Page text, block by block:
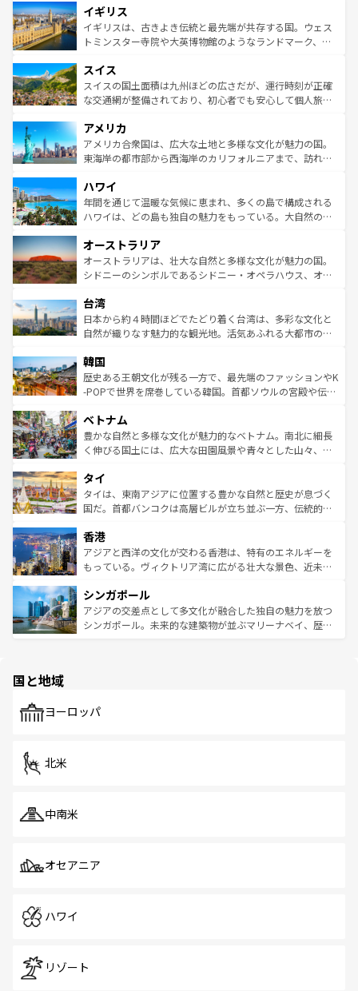
いる。シャンパンの発祥地であるランス、プロヴァンスの
香り高いラベンダー畑など、多彩な楽しみ方が可能だ。さ
らに、パリ以外の地域にも魅力が溢れており、どの街角に
れる地方に足を運ぶとそれぞれで全く異なる文化を体験で
きるだろう。 なお、新着のフランス情報はコンテンツ一覧
を参照してほしい。
顔を持つこの国は、どこを歩いても飽きることがない。ベ
ルリンの文化的活気、バイエルン州のアルプスの絶景、そ
してライン川沿いのワイン畑といった風景は必見。ビール
は、お酒好きな人にはぜひ体験してほしい。 なお、新着の
ドイツ情報はコンテンツ一覧を参照してほしい。
イギリス
イギリスは、古きよき伝統と最先端が共存する国。ウェス
トミンスター寺院や大英博物館のようなランドマーク、歴
リアごとに異なる魅力がある。また、優雅なアフタヌーン
ティー、ビール好きにはたまらない英国パブ、サッカー観
戦など、本場だからこそできる体験も豊富。イギリスを旅
ンツ一覧を参照してほしい。
スイス
スイスの国土面積は九州ほどの広さだが、運行時刻が正確
な交通網が整備されており、初心者でも安心して個人旅行
の建物がそのまま残る町や、スイスならではのユニークな
博物館もあり、アルプス観光だけでなく町歩きも満喫する
ことができる。国民の所得が高いため物価も高いが、旅行
ば市内交通費無料で観光を楽しむこともできる。 なお、新
着のスイス情報はコンテンツ一覧 を参照してほしい。
アメリカ
アメリカ合衆国は、広大な土地と多様な文化が魅力の国。
東海岸の都市部から西海岸のカリフォルニアまで、訪れる
のような巨大都市は、観光、ショッピング、エンターテイ
ンメントが詰まった刺激的なスポットだ。一方、アメリカ
西部には大自然が広がり、グランドキャニオンやイエロー
部のニューオーリンズでは、音楽と美食が融合した独特の
文化が魅力。旅行者はアメリカの各地域で異なる魅力を楽
しみながら、その多様性と豊かな歴史を感じることができ
ならではの贅沢な旅のスタイルだ。 なお、新着のアメリカ
情報はコンテンツ一覧を参照してほしい。
ハワイ
年間を通じて温暖な気候に恵まれ、多くの島で構成される
ハワイは、どの島も独自の魅力をもっている。大自然の神
ワイ島は見逃せない。また、定番の観光地といえばオアフ
島だが、静かな自然を求めるならマウイ島やカウアイ島が
おすすめ。エメラルドグリーンに輝く海をはじめ、豊かな
れるおもてなしの心で訪れる人々を迎えてくれるハワイの
人々、おいしいローカルフードやハワイアンミュージッ
ク、伝統的なフラダンスなど、すべてがハワイの魅力を彩
ワイを、存分に味わってほしい。 なお、新着のハワイ情報
はコンテンツ一覧を参照してほしい。
オーストラリア
オーストラリアは、壮大な自然と多様な文化が魅力の国。
シドニーのシンボルであるシドニー・オペラハウス、オー
リアリーフや大陸中央部にそびえるウルル（エアーズロッ
ク）、タスマニアの美しい原生林やケアンズの熱帯雨林な
ど、見どころがたくさん。また、カフェやワイン、オージ
いる。アクティビティも充実しており、サーフィンやダイ
ビング、ハイキングなど、アウトドア好きにはたまらな
い。オーストラリアの多彩な魅力を存分に味わいつくそ
参照してほしい。
台湾
日本から約４時間ほどでたどり着く台湾は、多彩な文化と
自然が織りなす魅力的な観光地。活気あふれる大都市の台
ン）、静ひつな山岳地帯である台湾東部など、都市の喧騒
と山間の静けさが共存しており、訪れる人に新しい発見と
驚きをもたらしてくれる。また、奥深い台湾の食文化も魅
容にもいいと評判のスイーツなど、バラエティ豊かな料理
が味わえる。 なお、新着の台湾情報は コンテンツ一覧を参
照してほしい。
韓国
歴史ある王朝文化が残る一方で、最先端のファッションやK
-POPで世界を席巻している韓国。首都ソウルの宮殿や伝統
き、地方に足を延ばせば四季折々の自然美を楽しむことが
できる。そして、キムチや焼肉、絶品のストリートフード
まで、さまざまな韓国料理が待っている。夜には、韓国な
リティに包まれながら、韓国の多彩な魅力を心ゆくまで味
わってみてほしい。 なお、新着の韓国情報はコンテンツ一
覧を参照してほしい。
ベトナム
豊かな自然と多様な文化が魅力的なベトナム。南北に細長
く伸びる国土には、広大な田園風景や青々とした山々、世
急速な発展と共に伝統が息づく。ハノイの古い町並みやホ
ーチミン市のフランス統治時代の建物も、独特の雰囲気を
醸し出している。また、バラエティの豊かさとおいしさで
とつ。フォーやバインミー、ベトナムコーヒーなどは、ぜ
ひ現地で味わいたい。どの地域を訪れてもあたたかい人々
が旅行者を迎えてくれるので、きっと忘れられない旅にな
参照してほしい。
タイ
タイは、東南アジアに位置する豊かな自然と歴史が息づく
国だ。首都バンコクは高層ビルが立ち並ぶ一方、伝統的な
の活気が交差している。北部ではチェンマイなどの山岳地
帯で自然と触れ合い、南部ではプーケットやクラビの美し
いビーチでリゾート気分を楽しむことができる。タイ料理
激する。気候は一年中温暖で、どの季節にも異なる楽しみ
が待っている。親しみやすいタイの人々、仏教を中心とし
た文化、そして多様な観光資源が、訪れる旅人を魅了し続
香港
アジアと西洋の文化が交わる香港は、特有のエネルギーを
もっている。ヴィクトリア湾に広がる壮大な景色、近未来
み、どこを訪れても感動するはず。観光スポットが密集し
ており、効率よく見どころを回れるのも魅力。息をのむよ
うな絶景から文化的な体験まで、香港を存分に楽しみ尽く
シンガポール
アジアの交差点として多文化が融合した独自の魅力を放つ
シンガポール。未来的な建築物が並ぶマリーナベイ、歴史
で、ホーカーズは地元の風情を楽しめる外せないスポット
国と地域
ヨーロッパ
北米
中南米
オセアニア
ハワイ
リゾート